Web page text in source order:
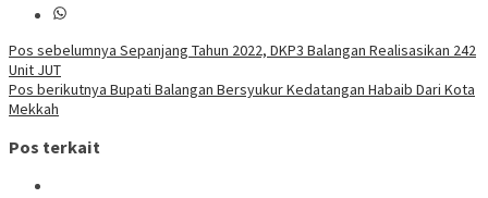
Navigasi
pos
Pos sebelumnya Sepanjang Tahun 2022, DKP3 Balangan Realisasikan 242
Unit JUT
Pos berikutnya Bupati Balangan Bersyukur Kedatangan Habaib Dari Kota
Mekkah
Pos terkait